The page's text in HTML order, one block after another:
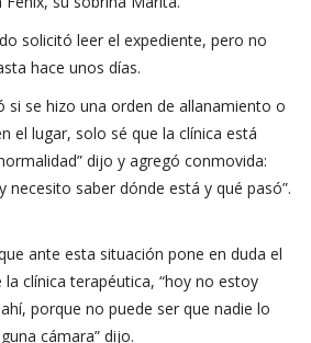
solicitó leer el expediente, pero no
hace unos días.
si se hizo una orden de allanamiento o
el lugar, solo sé que la clínica está
dijo y agregó conmovida:
necesito saber dónde está y qué pasó”.
ante esta situación pone en duda el
clínica terapéutica, “hoy no estoy
porque no puede ser que nadie lo
cámara” dijo.